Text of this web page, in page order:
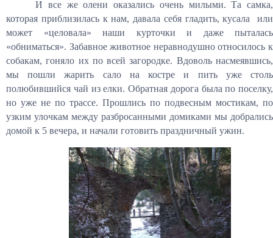
И все же олени оказались очень милыми. Та самка,
которая приблизилась к нам, давала себя гладить, кусала или
может «целовала» наши курточки и даже пыталась
«обниматься». Забавное животное неравнодушно относилось к
собакам, гоняло их по всей загородке. Вдоволь насмеявшись,
мы пошли жарить сало на костре и пить уже столь
полюбившийся чай из елки. Обратная дорога была по поселку,
но уже не по трассе. Прошлись по подвесным мостикам, по
узким улочкам между разбросанными домиками мы добрались
домой к 5 вечера, и начали готовить праздничный ужин.